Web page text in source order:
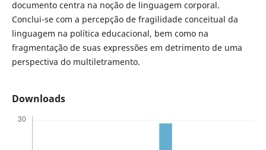
documento centra na noção de linguagem corporal.
Conclui-se com a percepção de fragilidade conceitual da
linguagem na política educacional, bem como na
fragmentação de suas expressões em detrimento de uma
perspectiva do multiletramento.
Downloads